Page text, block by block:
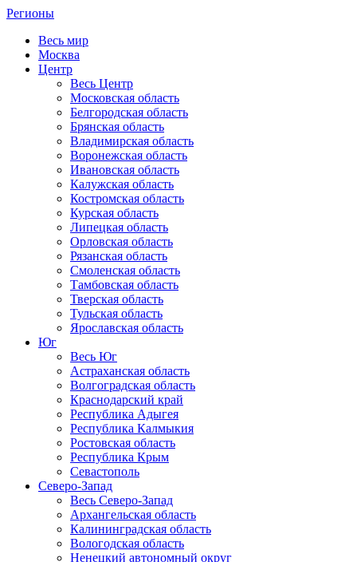
Регионы
Весь мир
Москва
Центр
Весь Центр
Московская область
Белгородская область
Брянская область
Владимирская область
Воронежская область
Ивановская область
Калужская область
Костромская область
Курская область
Липецкая область
Орловская область
Рязанская область
Смоленская область
Тамбовская область
Тверская область
Тульская область
Ярославская область
Юг
Весь Юг
Астраханская область
Волгоградская область
Краснодарский край
Республика Адыгея
Республика Калмыкия
Ростовская область
Республика Крым
Севастополь
Северо-Запад
Весь Северо-Запад
Архангельская область
Калининградская область
Вологодская область
Ненецкий автономный округ